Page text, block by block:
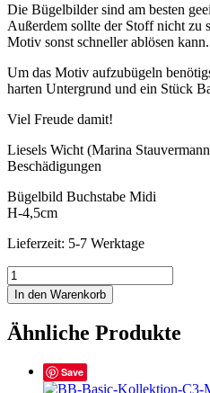
Die Bügelbilder sind am besten
Außerdem sollte der Stoff nicht zu
Motiv sonst schneller ablösen kann.
Um das Motiv aufzubügeln
harten Untergrund und ein Stück
Viel Freude damit!
Liesels Wicht (Marina
Beschädigungen
Bügelbild Buchstabe Midi
H-4,5cm
Lieferzeit: 5-7 Werktage
BB-
Painted-
Z1-
Midi
Menge
In den Warenkorb
Ähnliche Produkte
Save